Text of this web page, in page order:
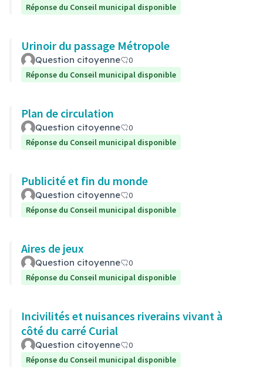
Réponse du Conseil municipal disponible
Urinoir du passage Métropole
Question citoyenne
0
Réponse du Conseil municipal disponible
Plan de circulation
Question citoyenne
0
Réponse du Conseil municipal disponible
Publicité et fin du monde
Question citoyenne
0
Réponse du Conseil municipal disponible
Aires de jeux
Question citoyenne
0
Réponse du Conseil municipal disponible
Incivilités et nuisances riverains vivant à
côté du carré Curial
Question citoyenne
0
Réponse du Conseil municipal disponible